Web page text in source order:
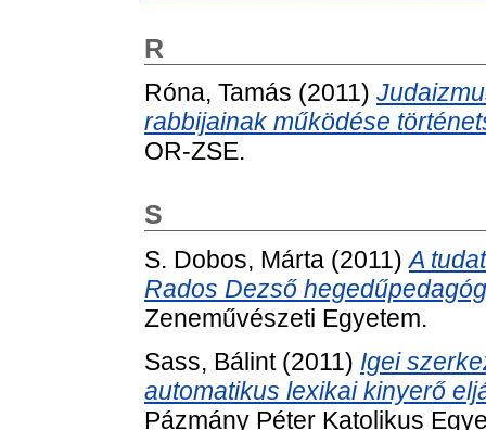
R
Róna, Tamás (2011)
rabbijainak működése
OR-ZSE.
S
S. Dobos, Márta (2011)A
Rados Dezső
Zeneművészeti Egyetem.
Sass, Bálint(2011) Igei
automatikus lexikai kinyerő
Pázmány Péter Katolikus